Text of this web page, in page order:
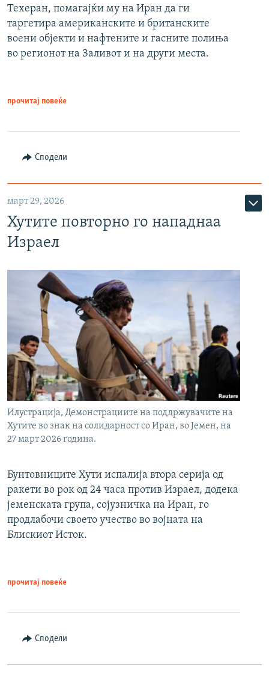
Техеран, помагајќи му на Иран да ги
таргетира американските и британските
воени објекти и нафтените и гасните полиња
во регионот на Заливот и на други места.
прочитај повеќе
Сподели
март 29, 2026
Хутите повторно го нападнаа
Израел
Илустрација, Демонстрациите на поддржувачите на
Хутите во знак на солидарност со Иран, во Јемен, на
27 март 2026 година.
Бунтовниците Хути испалија втора серија од
ракети во рок од 24 часа против Израел, додека
јеменската група, сојузничка на Иран, го
продлабочи своето учество во војната на
Блискиот Исток.
прочитај повеќе
Сподели